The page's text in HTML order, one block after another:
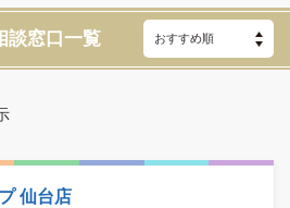
談窓口一覧
仙台店